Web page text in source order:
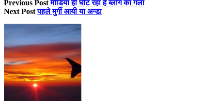
Previous Post मीडिया ही घोंट रहा है ब्लॉग का गला
Next Post पहले मुर्गी आयी या अन्डा